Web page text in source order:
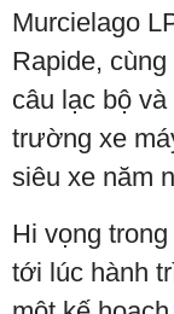
Murcielago
Rapide,
câu lạc bộ
trường xe
siêu xe năm
Hi vọng
tới lúc hành